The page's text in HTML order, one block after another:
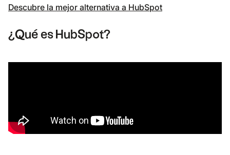
Descubre la mejor alternativa a HubSpot
¿Qué es HubSpot?